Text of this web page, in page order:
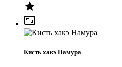


Кисть хакэ Намура